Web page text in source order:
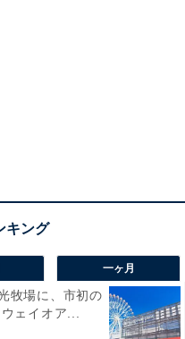
一ヶ月
牧場に、市初の
ェイオア...